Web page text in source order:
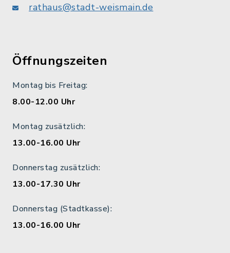
rathaus@stadt-weismain.de
Öffnungszeiten
Montag bis Freitag:
8.00-12.00 Uhr
Montag zusätzlich:
13.00-16.00 Uhr
Donnerstag zusätzlich:
13.00-17.30 Uhr
Donnerstag (Stadtkasse):
13.00-16.00 Uhr